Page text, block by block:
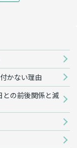
かない理由
の前後関係と減